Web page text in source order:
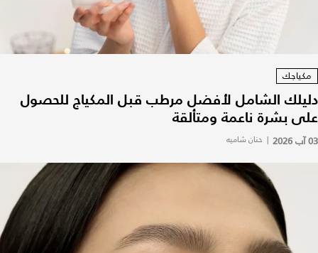
مكياجك
دليلك الشامل لأفضل مرطب قبل المكياج للحصول
على بشرة ناعمة ومتألقة
03 آب 2026 | حنان شاميه